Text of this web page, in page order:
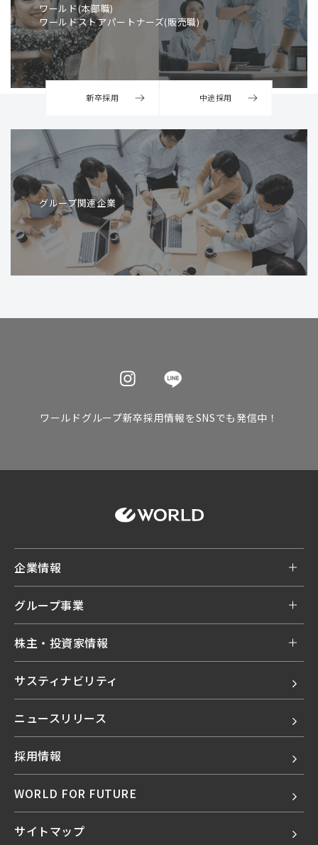
ワールド(本部職)
ワールドストアパートナーズ(販売職)
新卒採用 中途採用
グループ関連企業
ワールドグループ新卒採用情報をSNSでも発信中！
企業情報
グループ事業
株主・投資家情報
サスティナビリティ
ニュースリリース
採用情報
WORLD FOR FUTURE
サイトマップ